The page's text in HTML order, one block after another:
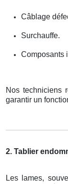
Câblage
Surchauffe.
Composants
Nos techniciens
garantir un
2. Tablier
Les lames,